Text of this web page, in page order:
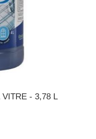
VITRE - 3,78 L